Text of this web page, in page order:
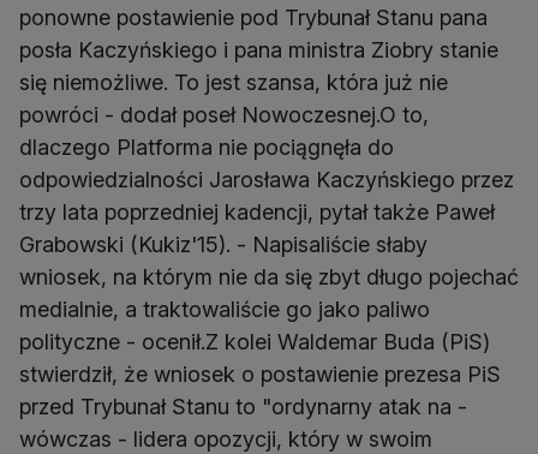
ponowne postawienie pod Trybunał Stanu pana
posła Kaczyńskiego i pana ministra Ziobry stanie
się niemożliwe. To jest szansa, która już nie
powróci - dodał poseł Nowoczesnej.O to,
dlaczego Platforma nie pociągnęła do
odpowiedzialności Jarosława Kaczyńskiego przez
trzy lata poprzedniej kadencji, pytał także Paweł
Grabowski (Kukiz'15). - Napisaliście słaby
wniosek, na którym nie da się zbyt długo pojechać
medialnie, a traktowaliście go jako paliwo
polityczne - ocenił.Z kolei Waldemar Buda (PiS)
stwierdził, że wniosek o postawienie prezesa PiS
przed Trybunał Stanu to "ordynarny atak na -
wówczas - lidera opozycji, który w swoim